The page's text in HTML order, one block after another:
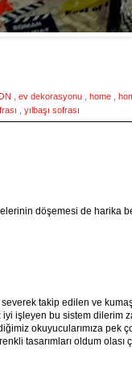
ev dekorasyonu home
yılbaşı sofrası
döşemesi de harika
takip edilen ve
iyi işleyen bu sistem dilerim
okuyucularımıza
tasarımları oldum olası